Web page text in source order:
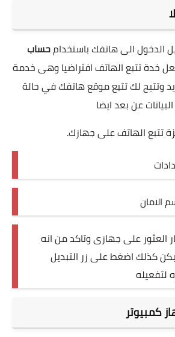
الدخول الى هاتفك باستخدامحساب
خدة تتبع الهاتف افتراضيا وهى خدمة
وتتيح لك تتبع موقع هاتفك في حالة
عن بعد ايضا
تتبع الهاتف على جهازك.
الامان
العثور على جهازى وتاكد من انه
كذلك اضغط على زر التبديل
لتفعيله